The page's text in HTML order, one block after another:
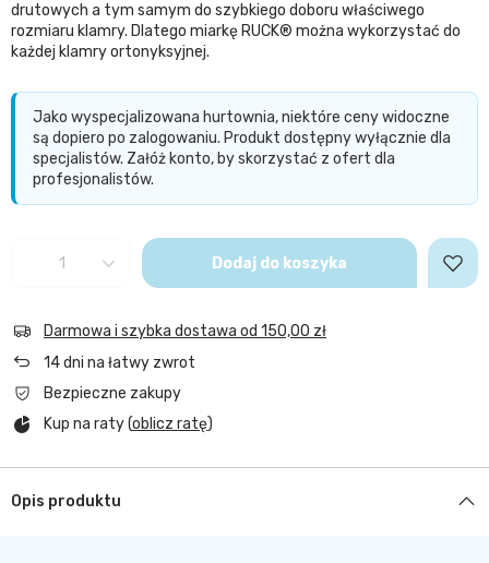
drutowych a tym samym do szybkiego doboru właściwego
rozmiaru klamry. Dlatego miarkę RUCK® można wykorzystać do
każdej klamry ortonyksyjnej.
Jako wyspecjalizowana hurtownia, niektóre ceny widoczne
są dopiero po zalogowaniu. Produkt dostępny wyłącznie dla
specjalistów. Załóż konto, by skorzystać z ofert dla
profesjonalistów.
Dodaj do koszyka
Darmowa i szybka dostawa od 150,00 zł
14dni na łatwy zwrot
Bezpieczne zakupy
Kup na raty (oblicz ratę)
Opis produktu